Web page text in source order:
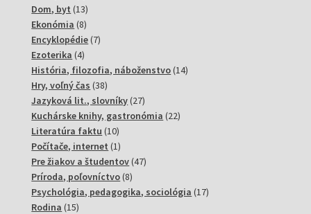
Dom, byt 1313
produktov
Ekonómia 88
produktov
Encyklopédie 77
Ezoterika 44
produkty
História, filozofia, náboženstvo 1414
Hry, voľný čas 3838
produktov
Jazyková lit., slovníky 2727
produktov
Kuchárske knihy, gastronómia 2222
Literatúra faktu 1010
produktov
Počítače, internet 11
produkt
Pre žiakov a študentov 4747
Príroda, poľovníctvo 88
produktov
Psychológia, pedagogika, sociológia 1717
Rodina 1515